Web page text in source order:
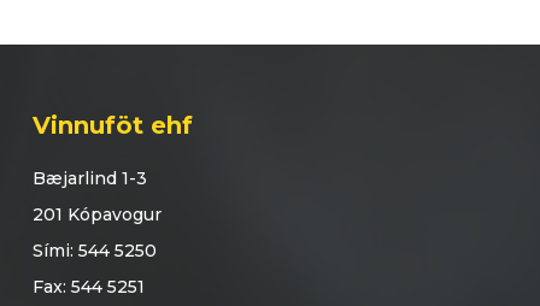
Vinnuföt ehf
Bæjarlind 1-3
201 Kópavogur
Sími: 544 5250
Fax: 544 5251